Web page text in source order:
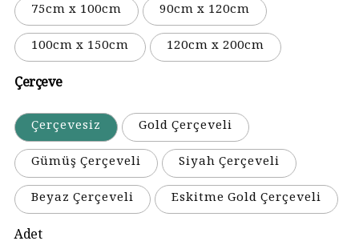
75cm x 100cm
90cm x 120cm
100cm x 150cm
120cm x 200cm
Çerçeve
Çerçevesiz
Gold Çerçeveli
Gümüş Çerçeveli
Siyah Çerçeveli
Beyaz Çerçeveli
Eskitme Gold Çerçeveli
Adet